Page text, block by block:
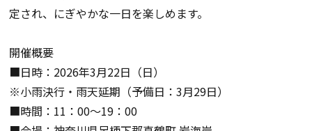
定され、にぎやかな一日を楽しめます。
開催概要
■日時：2026年3月22日（日）
※小雨決行・雨天延期（予備日：3月29日）
■時間：11：00〜19：00